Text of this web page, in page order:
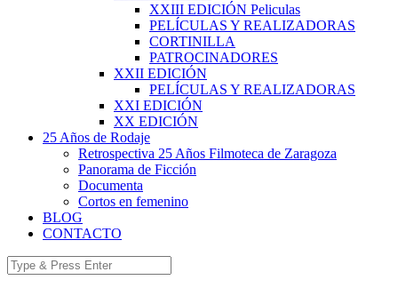
XXIII EDICIÓN Peliculas
PELÍCULAS Y REALIZADORAS
CORTINILLA
PATROCINADORES
XXII EDICIÓN
PELÍCULAS Y REALIZADORAS
XXI EDICIÓN
XX EDICIÓN
25 Años de Rodaje
Retrospectiva 25 Años Filmoteca de Zaragoza
Panorama de Ficción
Documenta
Cortos en femenino
BLOG
CONTACTO